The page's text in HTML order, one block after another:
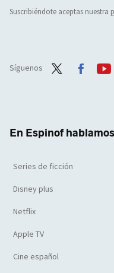
Suscribiéndote aceptas nuestra
Síguenos
En Espinof
Series de ficción
Disney plus
Netflix
Apple TV
Cine español